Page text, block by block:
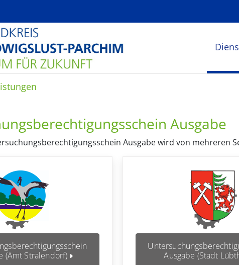
Ausgabe
Ausgabe wird von mehreren
(Amt Stralendorf)
Ausgabe (Stadt